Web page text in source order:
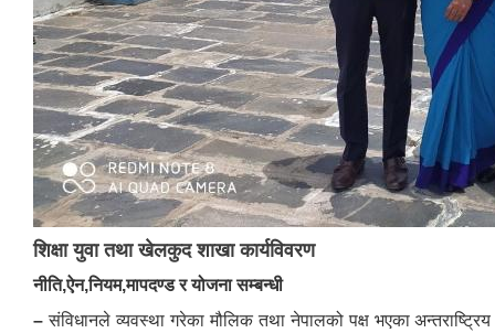
शिक्षा युवा तथा खेलकुद शाखा कार्यविवरण
नीति,ऐन,नियम,मापदण्ड र योजना सम्बन्धी
–संविधानले व्यवस्था गरेका मौलिक तथा नेपालको पक्ष भएका अन्तराष्ट्रिय